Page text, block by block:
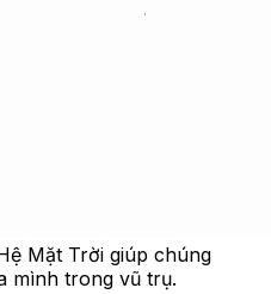
Mặt Trời giúp chúng
mình trong vũ trụ.